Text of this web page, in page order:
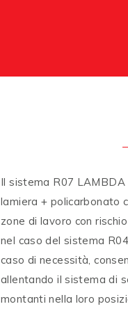
Il sistema R07
lamiera + policarbonato
zone di lavoro con
nel caso del sistema
caso di necessità,
allentando il sistema di
montanti nella loro